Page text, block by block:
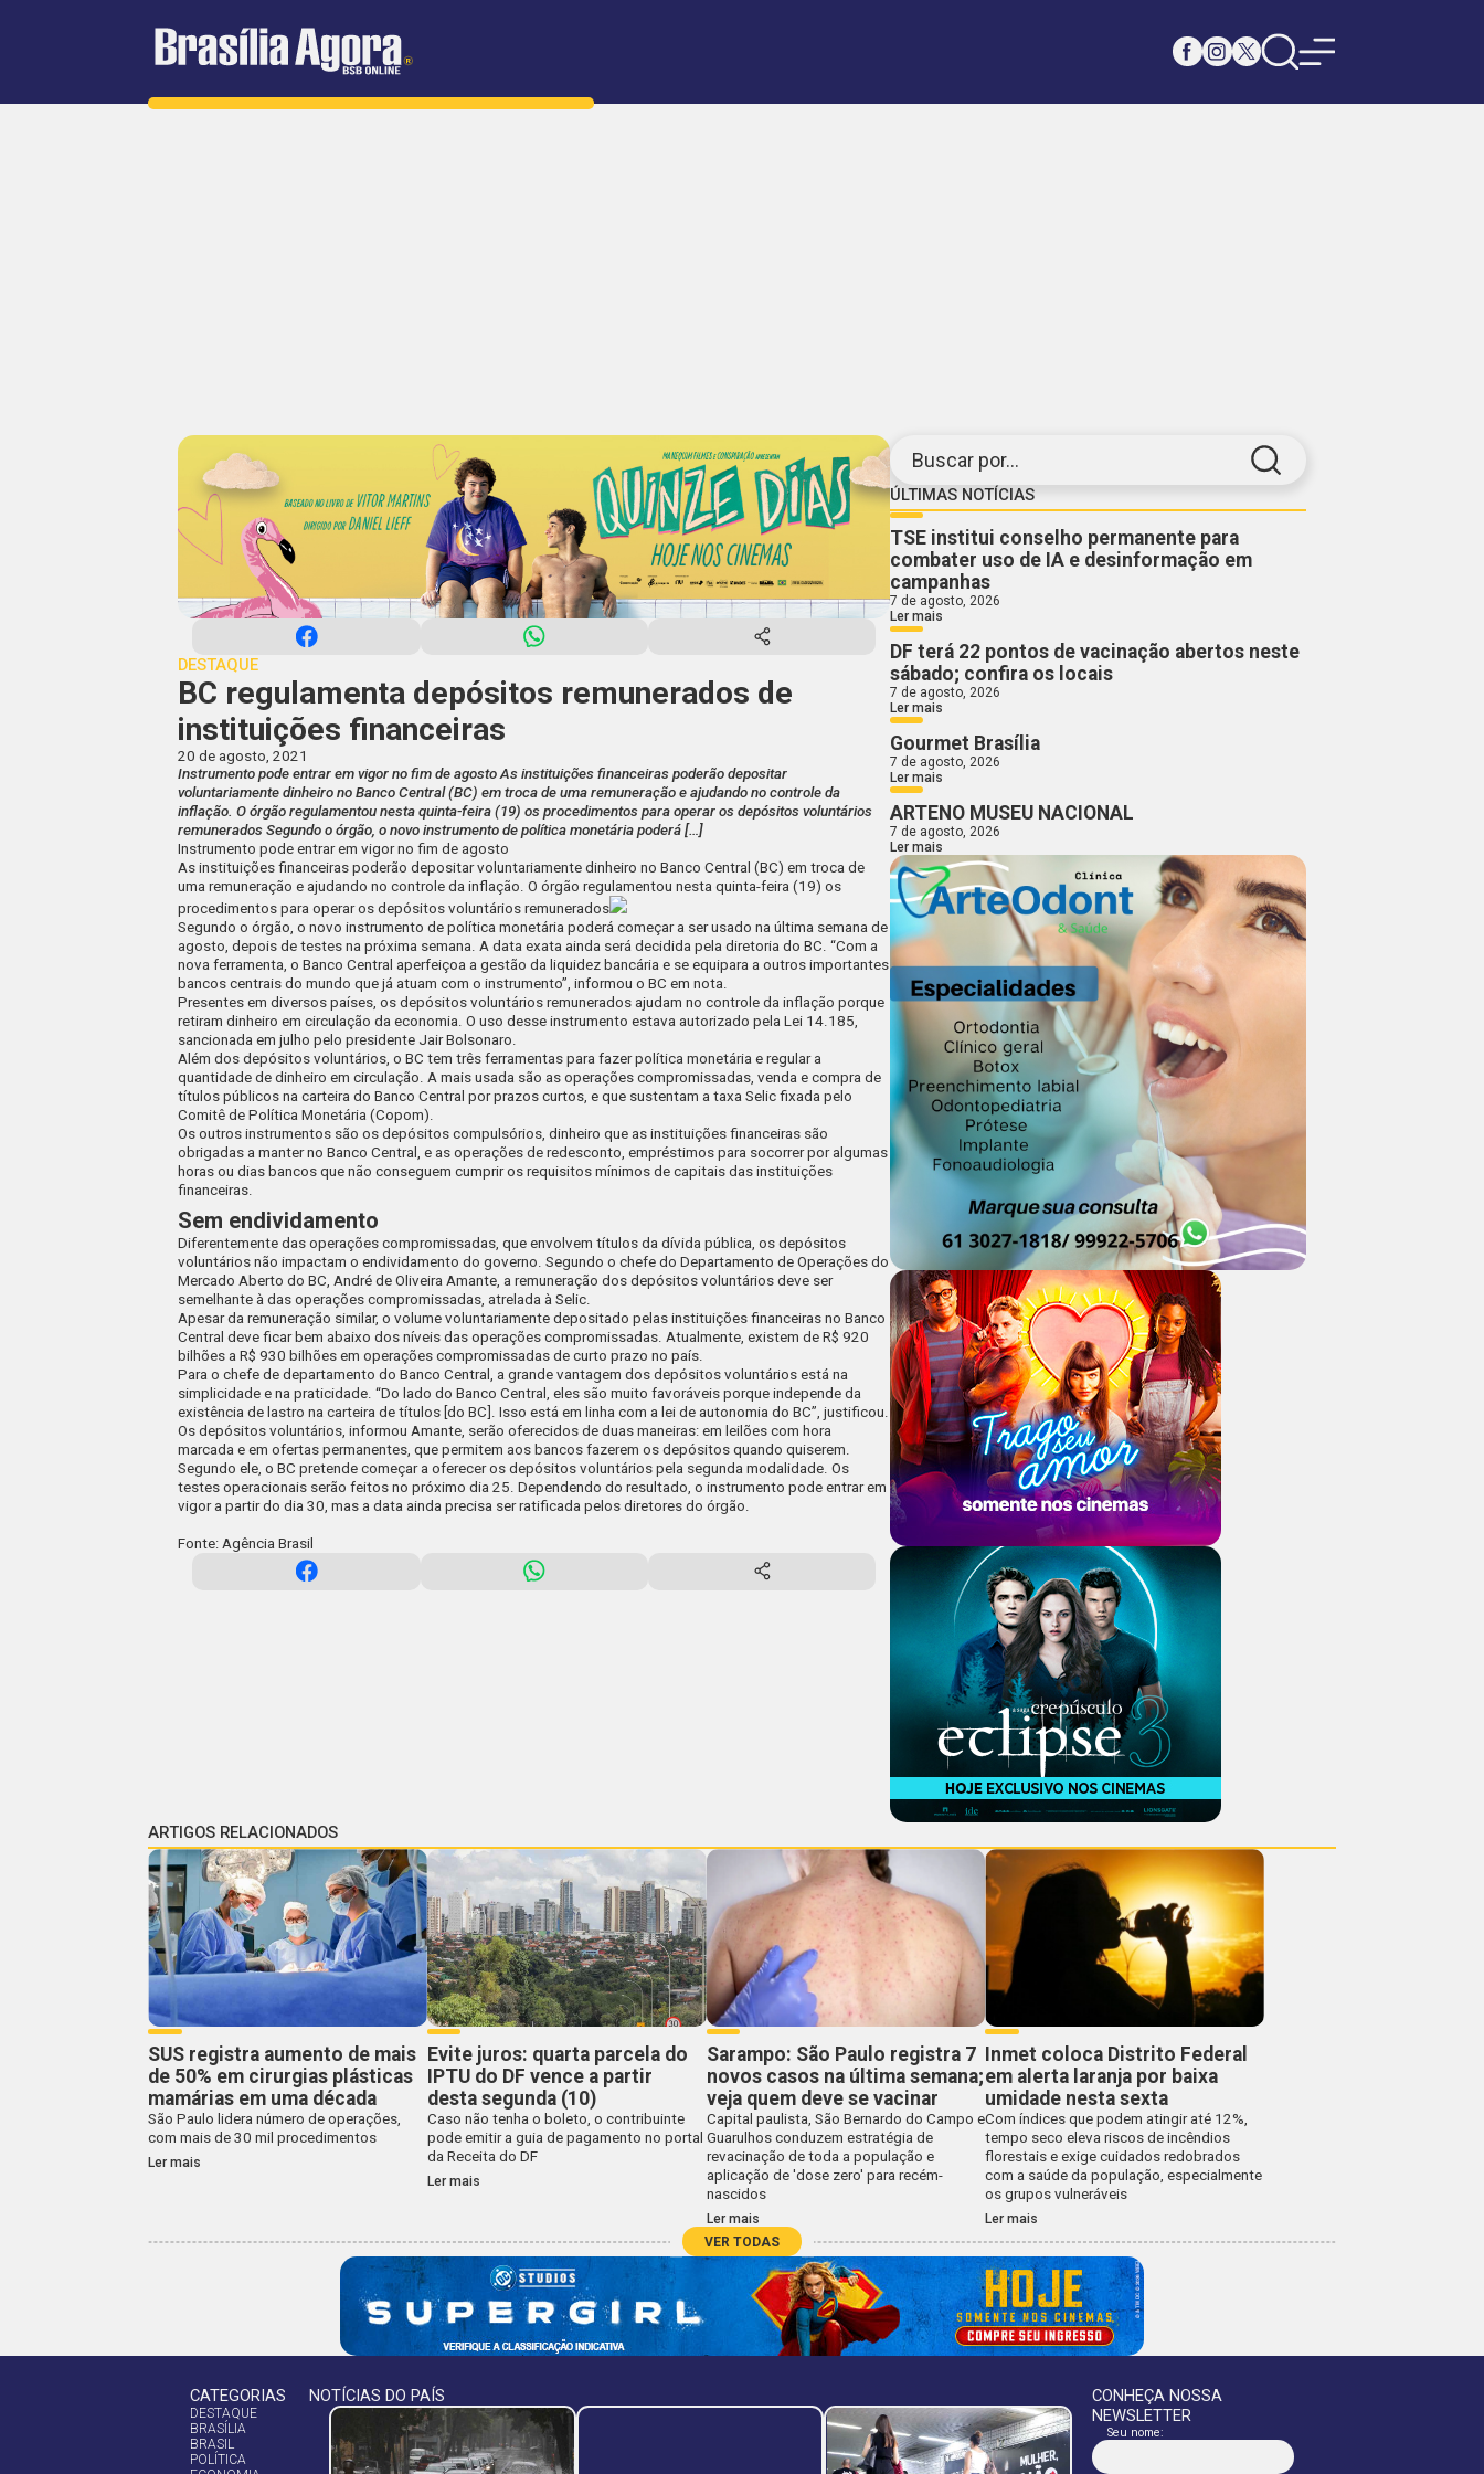
Buscar por...
ÚLTIMAS NOTÍCIAS
TSE institui conselho permanente para
combater uso de IA e desinformação em
campanhas
7 de agosto, 2026
Ler mais
DF terá 22 pontos de vacinação abertos neste
sábado; confira os locais
7 de agosto, 2026
Ler mais
Gourmet Brasília
7 de agosto, 2026
Ler mais
ARTENO MUSEU NACIONAL
7 de agosto, 2026
Ler mais
DESTAQUE
BC regulamenta depósitos remunerados de
instituições financeiras
20 de agosto, 2021
Instrumento pode entrar em vigor no fim de agosto As instituições financeiras poderão depositar
voluntariamente dinheiro no Banco Central (BC) em troca de uma remuneração e ajudando no controle da
inflação. O órgão regulamentou nesta quinta-feira (19) os procedimentos para operar os depósitos voluntários
remunerados Segundo o órgão, o novo instrumento de política monetária poderá […]
Instrumento pode entrar em vigor no fim de agosto
As instituições financeiras poderão depositar voluntariamente dinheiro no Banco Central (BC) em troca de
uma remuneração e ajudando no controle da inflação. O órgão regulamentou nesta quinta-feira (19) os
procedimentos para operar os depósitos voluntários remunerados
Segundo o órgão, o novo instrumento de política monetária poderá começar a ser usado na última semana de
agosto, depois de testes na próxima semana. A data exata ainda será decidida pela diretoria do BC. “Com a
nova ferramenta, o Banco Central aperfeiçoa a gestão da liquidez bancária e se equipara a outros importantes
bancos centrais do mundo que já atuam com o instrumento”, informou o BC em nota.
Presentes em diversos países, os depósitos voluntários remunerados ajudam no controle da inflação porque
retiram dinheiro em circulação da economia. O uso desse instrumento estava autorizado pelaLei 14.185,
sancionada em julho pelo presidente Jair Bolsonaro.
Além dos depósitos voluntários, o BC tem três ferramentas para fazer política monetária e regular a
quantidade de dinheiro em circulação. A mais usada são as operações compromissadas, venda e compra de
títulos públicos na carteira do Banco Central por prazos curtos, e que sustentam a taxa Selic fixada pelo
Comitê de Política Monetária (Copom).
Os outros instrumentos são os depósitos compulsórios, dinheiro que as instituições financeiras são
obrigadas a manter no Banco Central, e as operações de redesconto, empréstimos para socorrer por algumas
horas ou dias bancos que não conseguem cumprir os requisitos mínimos de capitais das instituições
financeiras.
Sem endividamento
Diferentemente das operações compromissadas, que envolvem títulos da dívida pública, os depósitos
voluntários não impactam o endividamento do governo. Segundo o chefe do Departamento de Operações do
Mercado Aberto do BC, André de Oliveira Amante, a remuneração dos depósitos voluntários deve ser
semelhante à das operações compromissadas, atrelada à Selic.
Apesar da remuneração similar, o volume voluntariamente depositado pelas instituições financeiras no Banco
Central deve ficar bem abaixo dos níveis das operações compromissadas. Atualmente, existem de R$ 920
bilhões a R$ 930 bilhões em operações compromissadas de curto prazo no país.
Para o chefe de departamento do Banco Central, a grande vantagem dos depósitos voluntários está na
simplicidade e na praticidade. “Do lado do Banco Central, eles são muito favoráveis porque independe da
existência de lastro na carteira de títulos [do BC]. Isso está em linha com a lei de autonomia do BC”, justificou.
Os depósitos voluntários, informou Amante, serão oferecidos de duas maneiras: em leilões com hora
marcada e em ofertas permanentes, que permitem aos bancos fazerem os depósitos quando quiserem.
Segundo ele, o BC pretende começar a oferecer os depósitos voluntários pela segunda modalidade. Os
testes operacionais serão feitos no próximo dia 25. Dependendo do resultado, o instrumento pode entrar em
vigor a partir do dia 30, mas a data ainda precisa ser ratificada pelos diretores do órgão.
Fonte: Agência Brasil
ARTIGOS RELACIONADOS
SUS registra aumento de mais
de 50% em cirurgias plásticas
mamárias em uma década
São Paulo lidera número de operações,
com mais de 30 mil procedimentos
Ler mais
Evite juros: quarta parcela do
IPTU do DF vence a partir
desta segunda (10)
Caso não tenha o boleto, o contribuinte
pode emitir a guia de pagamento no portal
da Receita do DF
Ler mais
Sarampo: São Paulo registra 7
novos casos na última semana;
veja quem deve se vacinar
Capital paulista, São Bernardo do Campo e
Guarulhos conduzem estratégia de
revacinação de toda a população e
aplicação de 'dose zero' para recém-
nascidos
Ler mais
Inmet coloca Distrito Federal
em alerta laranja por baixa
umidade nesta sexta
Com índices que podem atingir até 12%,
tempo seco eleva riscos de incêndios
florestais e exige cuidados redobrados
com a saúde da população, especialmente
os grupos vulneráveis
Ler mais
VER TODAS
CATEGORIAS
DESTAQUE
BRASÍLIA
BRASIL
POLÍTICA
NOTÍCIAS DO PAÍS
CONHEÇA NOSSA
NEWSLETTER
Seu nome: